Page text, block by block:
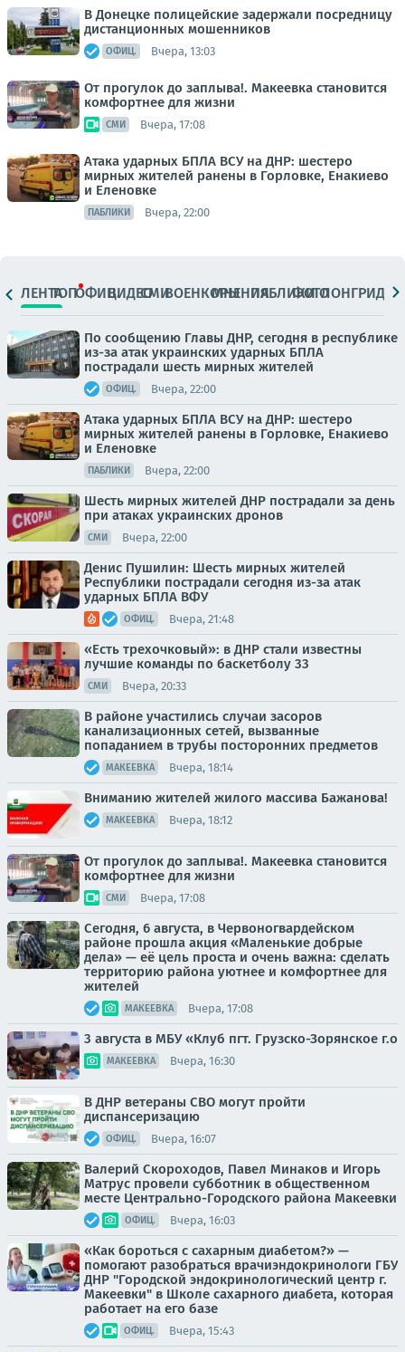
В Донецке полицейские задержали посредницу
дистанционных мошенников
ОФИЦ. Вчера, 13:03
От прогулок до заплыва!. Макеевка становится
комфортнее для жизни
СМИ Вчера, 17:08
Атака ударных БПЛА ВСУ на ДНР: шестеро
мирных жителей ранены в Горловке, Енакиево
и Еленовке
ПАБЛИКИ Вчера, 22:00
ЛЕНТАТОПОФИЦ.ВИДЕОСМИВОЕНКОРЫМНЕНИЯПАБЛИКИ
ФОТОЛОНГРИДЫ
По сообщению Главы ДНР, сегодня в республике
из-за атак украинских ударных БПЛА
пострадали шесть мирных жителей
ОФИЦ. Вчера, 22:00
Атака ударных БПЛА ВСУ на ДНР: шестеро
мирных жителей ранены в Горловке, Енакиево
и Еленовке
ПАБЛИКИ Вчера, 22:00
Шесть мирных жителей ДНР пострадали за день
при атаках украинских дронов
СМИ Вчера, 22:00
Денис Пушилин: Шесть мирных жителей
Республики пострадали сегодня из-за атак
ударных БПЛА ВФУ
ОФИЦ. Вчера, 21:48
«Есть трехочковый»: в ДНР стали известны
лучшие команды по баскетболу 33
СМИ Вчера, 20:33
В районе участились случаи засоров
канализационных сетей, вызванные
попаданием в трубы посторонних предметов
МАКЕЕВКА Вчера, 18:14
Вниманию жителей жилого массива Бажанова!
МАКЕЕВКА Вчера, 18:12
От прогулок до заплыва!. Макеевка становится
комфортнее для жизни
СМИ Вчера, 17:08
Сегодня, 6 августа, в Червоногвардейском
районе прошла акция «Маленькие добрые
дела» — её цель проста и очень важна: сделать
территорию района уютнее и комфортнее для
жителей
МАКЕЕВКА Вчера, 17:08
3 августа в МБУ «Клуб пгт. Грузско-Зорянское г.о
МАКЕЕВКА Вчера, 16:30
В ДНР ветераны СВО могут пройти
диспансеризацию
ОФИЦ. Вчера, 16:07
Валерий Скороходов, Павел Минаков и Игорь
Матрус провели субботник в общественном
месте Центрально-Городского района Макеевки
ОФИЦ. Вчера, 16:03
«Как бороться с сахарным диабетом?» —
помогают разобраться врачиэндокринологи ГБУ
ДНР "Городской эндокринологический центр г.
Макеевки" в Школе сахарного диабета, которая
работает на его базе
ОФИЦ. Вчера, 15:43